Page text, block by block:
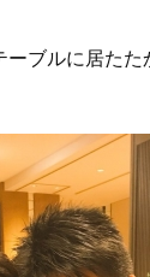
ーブルに居た